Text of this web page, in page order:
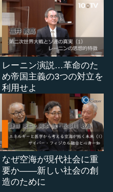
レーニン演説…革命のた
め帝国主義の3つの対立を
利用せよ
なぜ空海が現代社会に重
要か――新しい社会の創
造のために